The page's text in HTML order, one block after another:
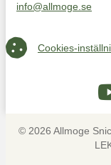
Maila oss på
info@allmoge.se
Cookies-inställningar
Cookies-
© 2026 Allmoge